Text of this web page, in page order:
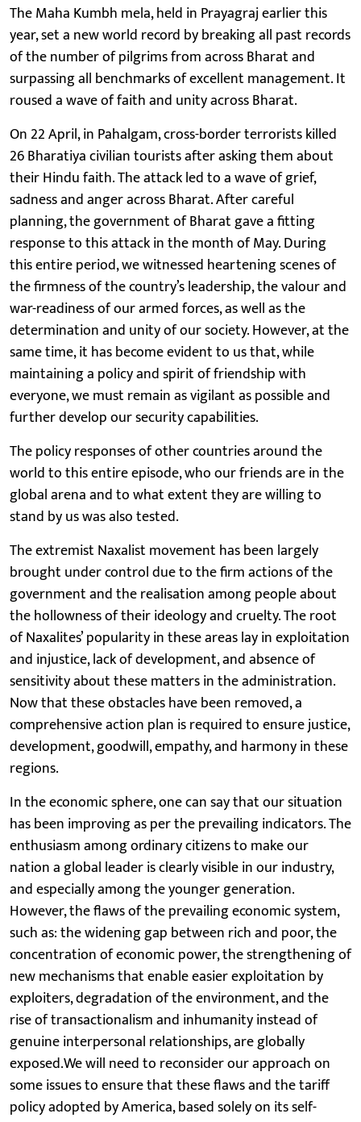
The Maha Kumbh mela, held in Prayagraj earlier this
year, set a new world record by breaking all past records
of the number of pilgrims from across Bharat and
surpassing all benchmarks of excellent management. It
roused a wave of faith and unity across Bharat.
On 22 April, in Pahalgam, cross-border terrorists killed
26 Bharatiya civilian tourists after asking them about
their Hindu faith. The attack led to a wave of grief,
sadness and anger across Bharat. After careful
planning, the government of Bharat gave a fitting
response to this attack in the month of May. During
this entire period, we witnessed heartening scenes of
the firmness of the country’s leadership, the valour and
war-readiness of our armed forces, as well as the
determination and unity of our society. However, at the
same time, it has become evident to us that, while
maintaining a policy and spirit of friendship with
everyone, we must remain as vigilant as possible and
further develop our security capabilities.
The policy responses of other countries around the
world to this entire episode, who our friends are in the
global arena and to what extent they are willing to
stand by us was also tested.
The extremist Naxalist movement has been largely
brought under control due to the firm actions of the
government and the realisation among people about
the hollowness of their ideology and cruelty. The root
of Naxalites’ popularity in these areas lay in exploitation
and injustice, lack of development, and absence of
sensitivity about these matters in the administration.
Now that these obstacles have been removed, a
comprehensive action plan is required to ensure justice,
development, goodwill, empathy, and harmony in these
regions.
In the economic sphere, one can say that our situation
has been improving as per the prevailing indicators. The
enthusiasm among ordinary citizens to make our
nation a global leader is clearly visible in our industry,
and especially among the younger generation.
However, the flaws of the prevailing economic system,
such as: the widening gap between rich and poor, the
concentration of economic power, the strengthening of
new mechanisms that enable easier exploitation by
exploiters, degradation of the environment, and the
rise of transactionalism and inhumanity instead of
genuine interpersonal relationships, are globally
exposed.We will need to reconsider our approach on
some issues to ensure that these flaws and the tariff
policy adopted by America, based solely on its self-